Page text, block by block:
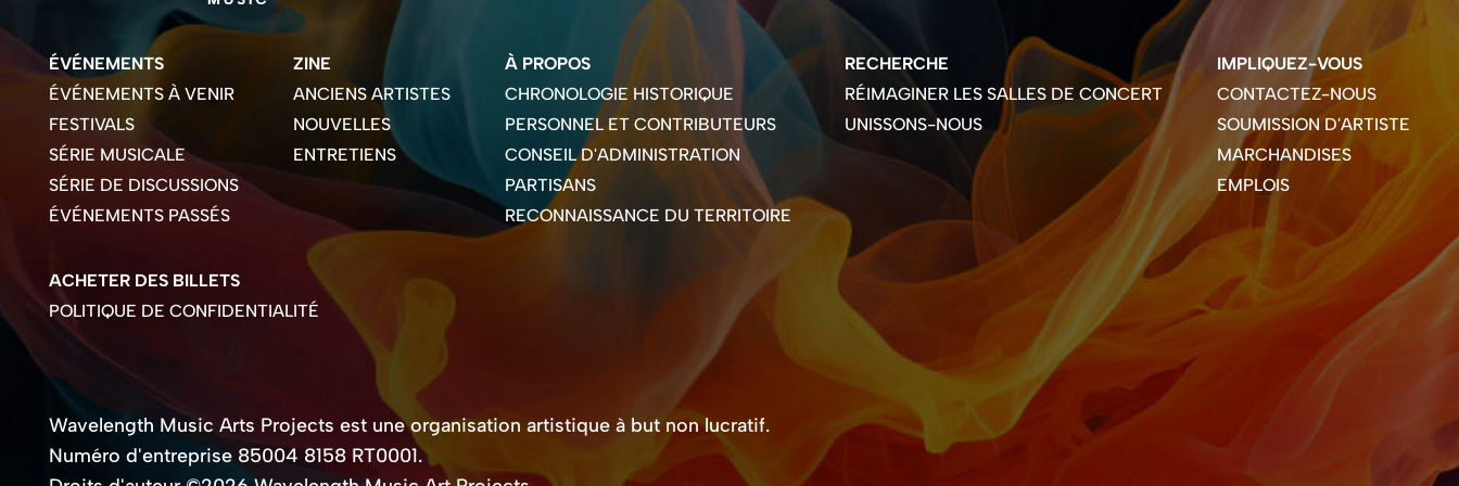
ÉVÉNEMENTS
ÉVÉNEMENTS À VENIR
FESTIVALS
SÉRIE MUSICALE
SÉRIE DE DISCUSSIONS
ÉVÉNEMENTS PASSÉS
ZINE
ANCIENS ARTISTES
NOUVELLES
ENTRETIENS
À PROPOS
CHRONOLOGIE HISTORIQUE
PERSONNEL ET CONTRIBUTEURS
CONSEIL D'ADMINISTRATION
PARTISANS
RECONNAISSANCE DU TERRITOIRE
RECHERCHE
RÉIMAGINER LES SALLES DE CONCERT
UNISSONS-NOUS
IMPLIQUEZ-VOUS
CONTACTEZ-NOUS
SOUMISSION D'ARTISTE
MARCHANDISES
EMPLOIS
ACHETER DES BILLETS
POLITIQUE DE CONFIDENTIALITÉ
Wavelength Music Arts Projects est une organisation artistique à but non lucratif.
Numéro d'entreprise 85004 8158 RT0001.